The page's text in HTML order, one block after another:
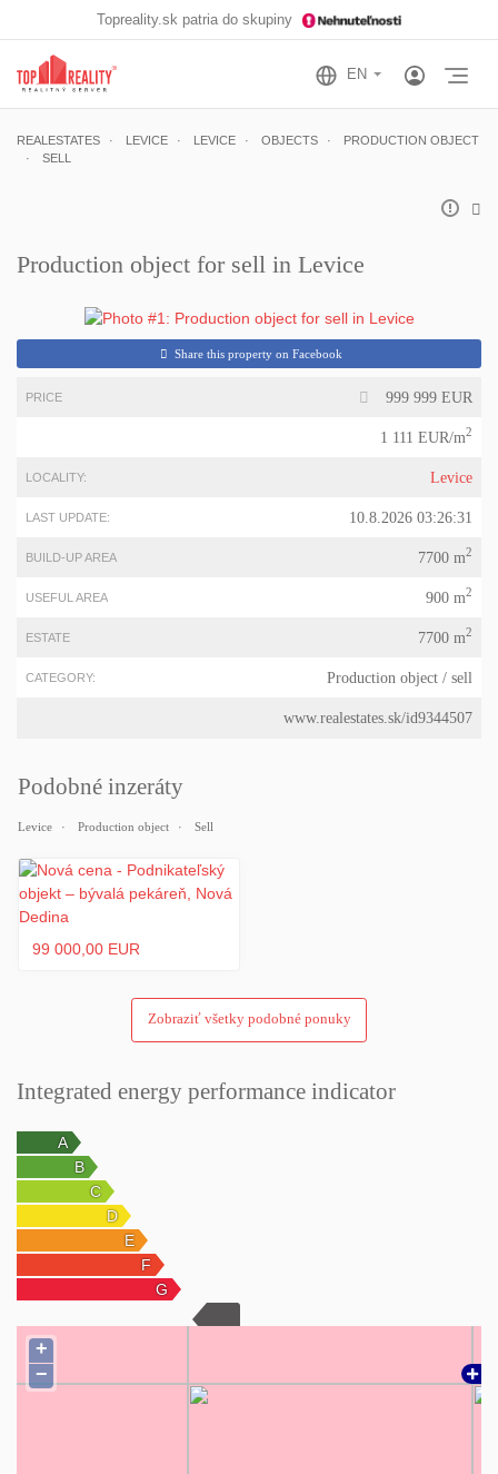
Topreality.sk patria do skupiny
REALESTATES LEVICE LEVICE OBJECTS
PRODUCTION OBJECT
SELL
Production object for sell in Levice
Share this property on Facebook
PRICE 999 999 EUR
1 111 EUR/m2
LOCALITY: Levice
LAST UPDATE: 10.8.2026 03:26:31
BUILD-UP AREA 7700 m2
USEFUL AREA 900 m2
ESTATE 7700 m2
CATEGORY: Production object / sell
www.realestates.sk/id9344507
Podobné inzeráty
Levice Production object Sell
99 000,00 EUR
Zobraziť všetky podobné ponuky
Integrated energy performance indicator
+
−